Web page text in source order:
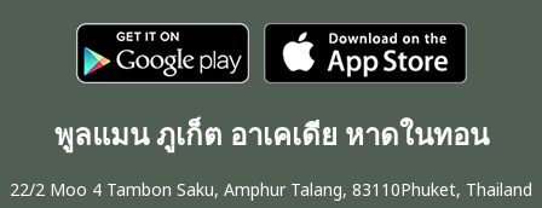
พูลแมน ภูเก็ต อาเคเดีย หาดในทอน
22/2 Moo 4 Tambon Saku, Amphur Talang, 83110Phuket, Thailand